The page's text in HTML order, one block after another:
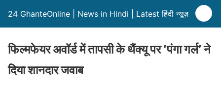
24 GhanteOnline | News in Hindi | Latest हिंदी न्यूज़
फिल्मफेयर अवॉर्ड में तापसी के थैंक्यू पर ‘पंगा गर्ल’ ने
दिया शानदार जवाब